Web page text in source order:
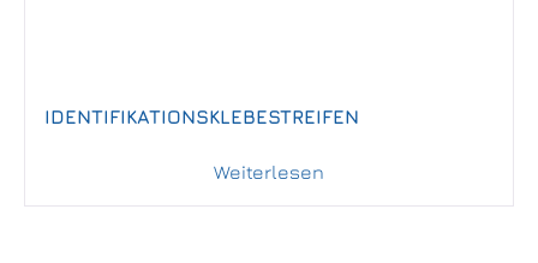
IDENTIFIKATIONSKLEBESTREIFEN
Weiterlesen